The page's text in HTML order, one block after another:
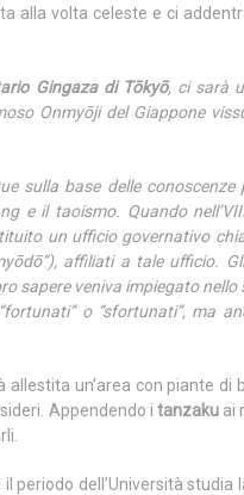
alla volta celeste e ci
Gingaza di Tōkyō, ci sarà
Onmyōji del Giappone
sulla base delle conoscenze
e il taoismo. Quando
un ufficio governativo
affiliati a tale ufficio.
sapere veniva impiegato
o “sfortunati”, ma
allestita un’area con piante di
Appendendo i tanzakuai
periodo dell’Università studia